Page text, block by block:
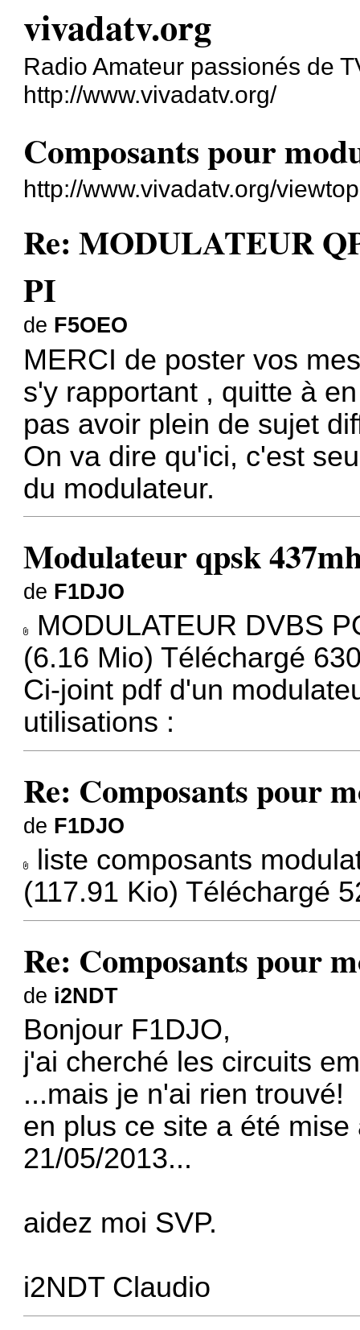
vivadatv.org
Radio Amateur passionés de
http://www.vivadatv.org/
Composants pour
http://www.vivadatv.org/
Re: MODULATEUR
PI
de F5OEO
MERCI de poster vos
s'y rapportant , quitte à
pas avoir plein de sujet
On va dire qu'ici, c'est
du modulateur.
Modulateur qpsk
de F1DJO
MODULATEUR DVBS
(6.16 Mio) Téléchargé
Ci-joint pdf d'un
utilisations :
Re: Composants pour
de F1DJO
liste composants
(117.91 Kio) Téléchargé
Re: Composants pour
de i2NDT
Bonjour F1DJO,
j'ai cherché les circuits
...mais je n'ai rien trouvé!
en plus ce site a été
21/05/2013...
aidez moi SVP.
i2NDT Claudio